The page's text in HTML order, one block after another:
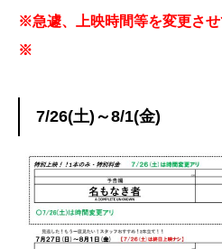
※急遽、上映時間等を変更さ
※
7/26(土)～8/1(金)